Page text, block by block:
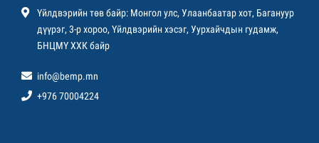
Үйлдвэрийн төв байр: Монгол улс, Улаанбаатар хот, Багануур
дүүрэг, 3-р хороо, Үйлдвэрийн хэсэг, Уурхайчдын гудамж,
БНЦМҮ ХХК байр
info@bemp.mn
+976 70004224